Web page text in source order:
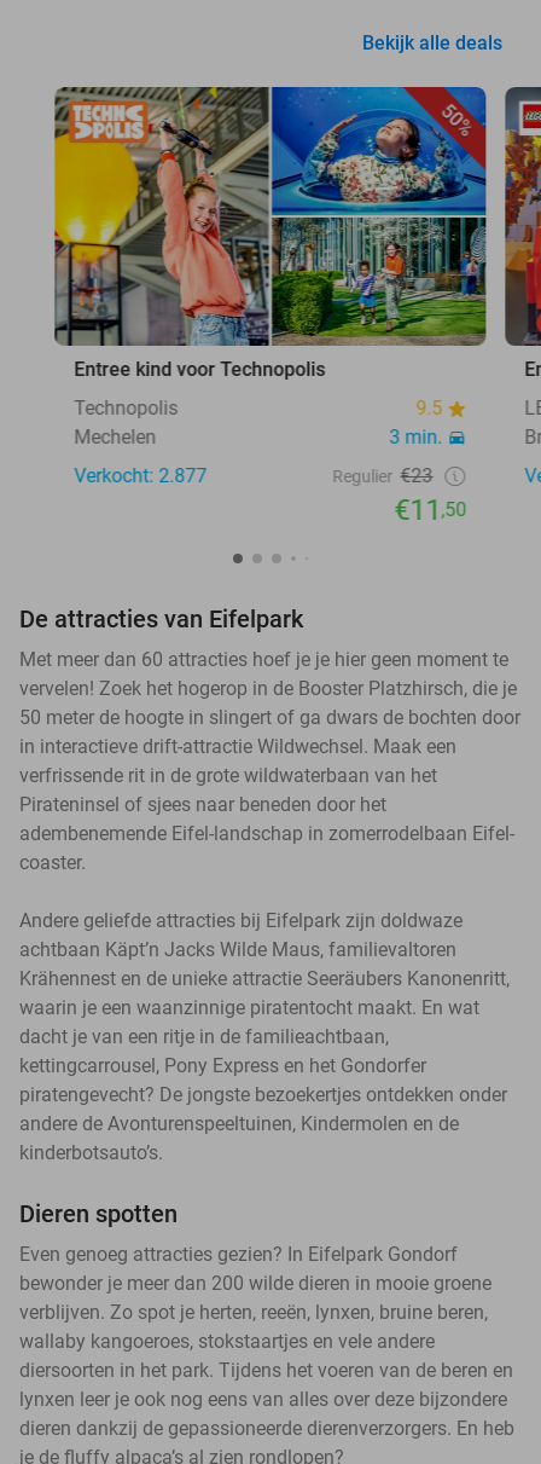
Bekijk alle deals
50%
Entree kind voor Technopolis
Technopolis
9.5
Mechelen
3 min.
Verkocht: 2.877
Regulier €23
€11,50
De attracties van Eifelpark
Met meer dan 60 attracties hoef je je hier geen moment te
vervelen! Zoek het hogerop in de Booster Platzhirsch, die je
50 meter de hoogte in slingert of ga dwars de bochten door
in interactieve drift-attractie Wildwechsel. Maak een
verfrissende rit in de grote wildwaterbaan van het
Pirateninsel of sjees naar beneden door het
adembenemende Eifel-landschap in zomerrodelbaan Eifel-
coaster.
Andere geliefde attracties bij Eifelpark zijn doldwaze
achtbaan Käpt’n Jacks Wilde Maus, familievaltoren
Krähennest en de unieke attractie Seeräubers Kanonenritt,
waarin je een waanzinnige piratentocht maakt. En wat
dacht je van een ritje in de familieachtbaan,
kettingcarrousel, Pony Express en het Gondorfer
piratengevecht? De jongste bezoekertjes ontdekken onder
andere de Avonturenspeeltuinen, Kindermolen en de
kinderbotsauto’s.
Dieren spotten
Even genoeg attracties gezien? In Eifelpark Gondorf
bewonder je meer dan 200 wilde dieren in mooie groene
verblijven. Zo spot je herten, reeën, lynxen, bruine beren,
wallaby kangoeroes, stokstaartjes en vele andere
diersoorten in het park. Tijdens het voeren van de beren en
lynxen leer je ook nog eens van alles over deze bijzondere
dieren dankzij de gepassioneerde dierenverzorgers. En heb
je de fluffy alpaca’s al zien rondlopen?